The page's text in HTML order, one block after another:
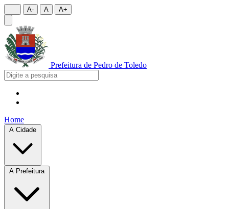
A- A A+
Prefeitura de Pedro de Toledo
Home
A Cidade
A Prefeitura